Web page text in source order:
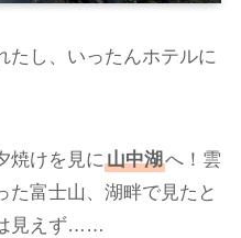
たし、いったんホテルに
焼けを見に山中湖へ！雲
た富士山、湖畔で見たと
見えず……